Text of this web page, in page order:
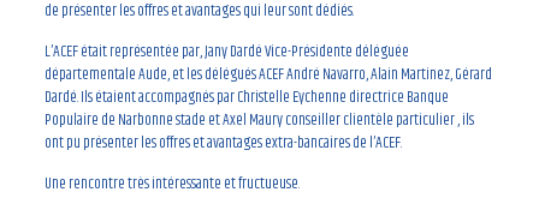
de présenter les offres et avantages qui leur sont dédiés.
L’ACEF était représentée par, Jany Dardé Vice-Présidente déléguée
départementale Aude, et les délégués ACEF André Navarro, Alain Martinez, Gérard
Dardé. Ils étaient accompagnés par Christelle Eychenne directrice Banque
Populaire de Narbonne stade et Axel Maury conseiller clientèle particulier , ils
ont pu présenter les offres et avantages extra-bancaires de l’ACEF.
Une rencontre très intéressante et fructueuse.